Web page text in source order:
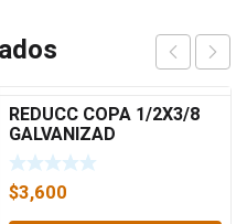
REDUCC COPA 1/2X3/8
GALVANIZAD
$3,600